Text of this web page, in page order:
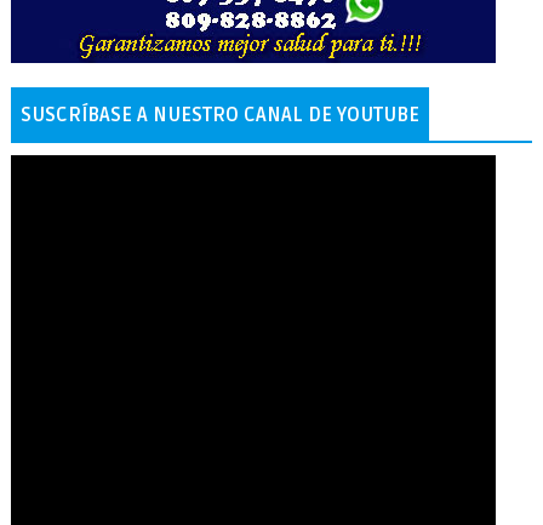
SUSCRÍBASE A NUESTRO CANAL DE YOUTUBE